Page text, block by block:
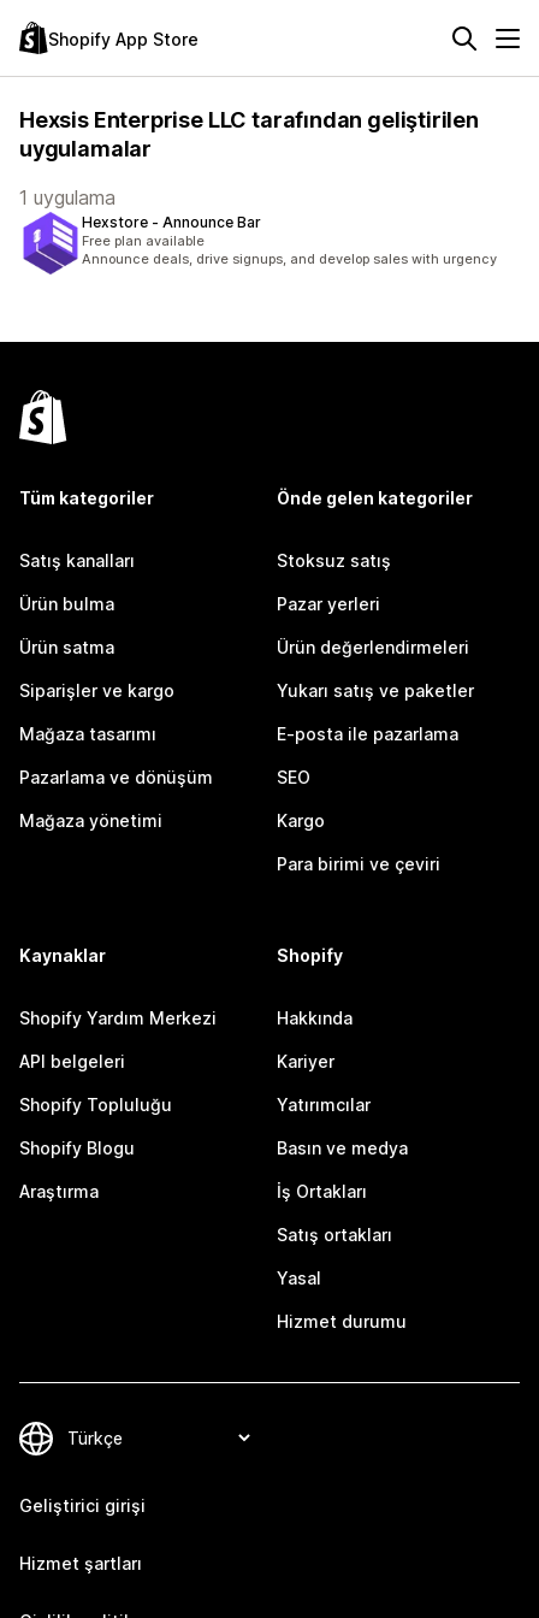
Shopify App Store
Hexsis Enterprise LLC tarafından geliştirilen
uygulamalar
1 uygulama
Hexstore ‑ Announce Bar
Free plan available
Announce deals, drive signups, and develop sales with urgency
Tüm kategoriler
Satış kanalları
Ürün bulma
Ürün satma
Siparişler ve kargo
Mağaza tasarımı
Pazarlama ve dönüşüm
Mağaza yönetimi
Önde gelen kategoriler
Stoksuz satış
Pazar yerleri
Ürün değerlendirmeleri
Yukarı satış ve paketler
E-posta ile pazarlama
SEO
Kargo
Para birimi ve çeviri
Kaynaklar
Shopify Yardım Merkezi
API belgeleri
Shopify Topluluğu
Shopify Blogu
Araştırma
Shopify
Hakkında
Kariyer
Yatırımcılar
Basın ve medya
İş Ortakları
Satış ortakları
Yasal
Hizmet durumu
Geliştirici girişi
Hizmet şartları